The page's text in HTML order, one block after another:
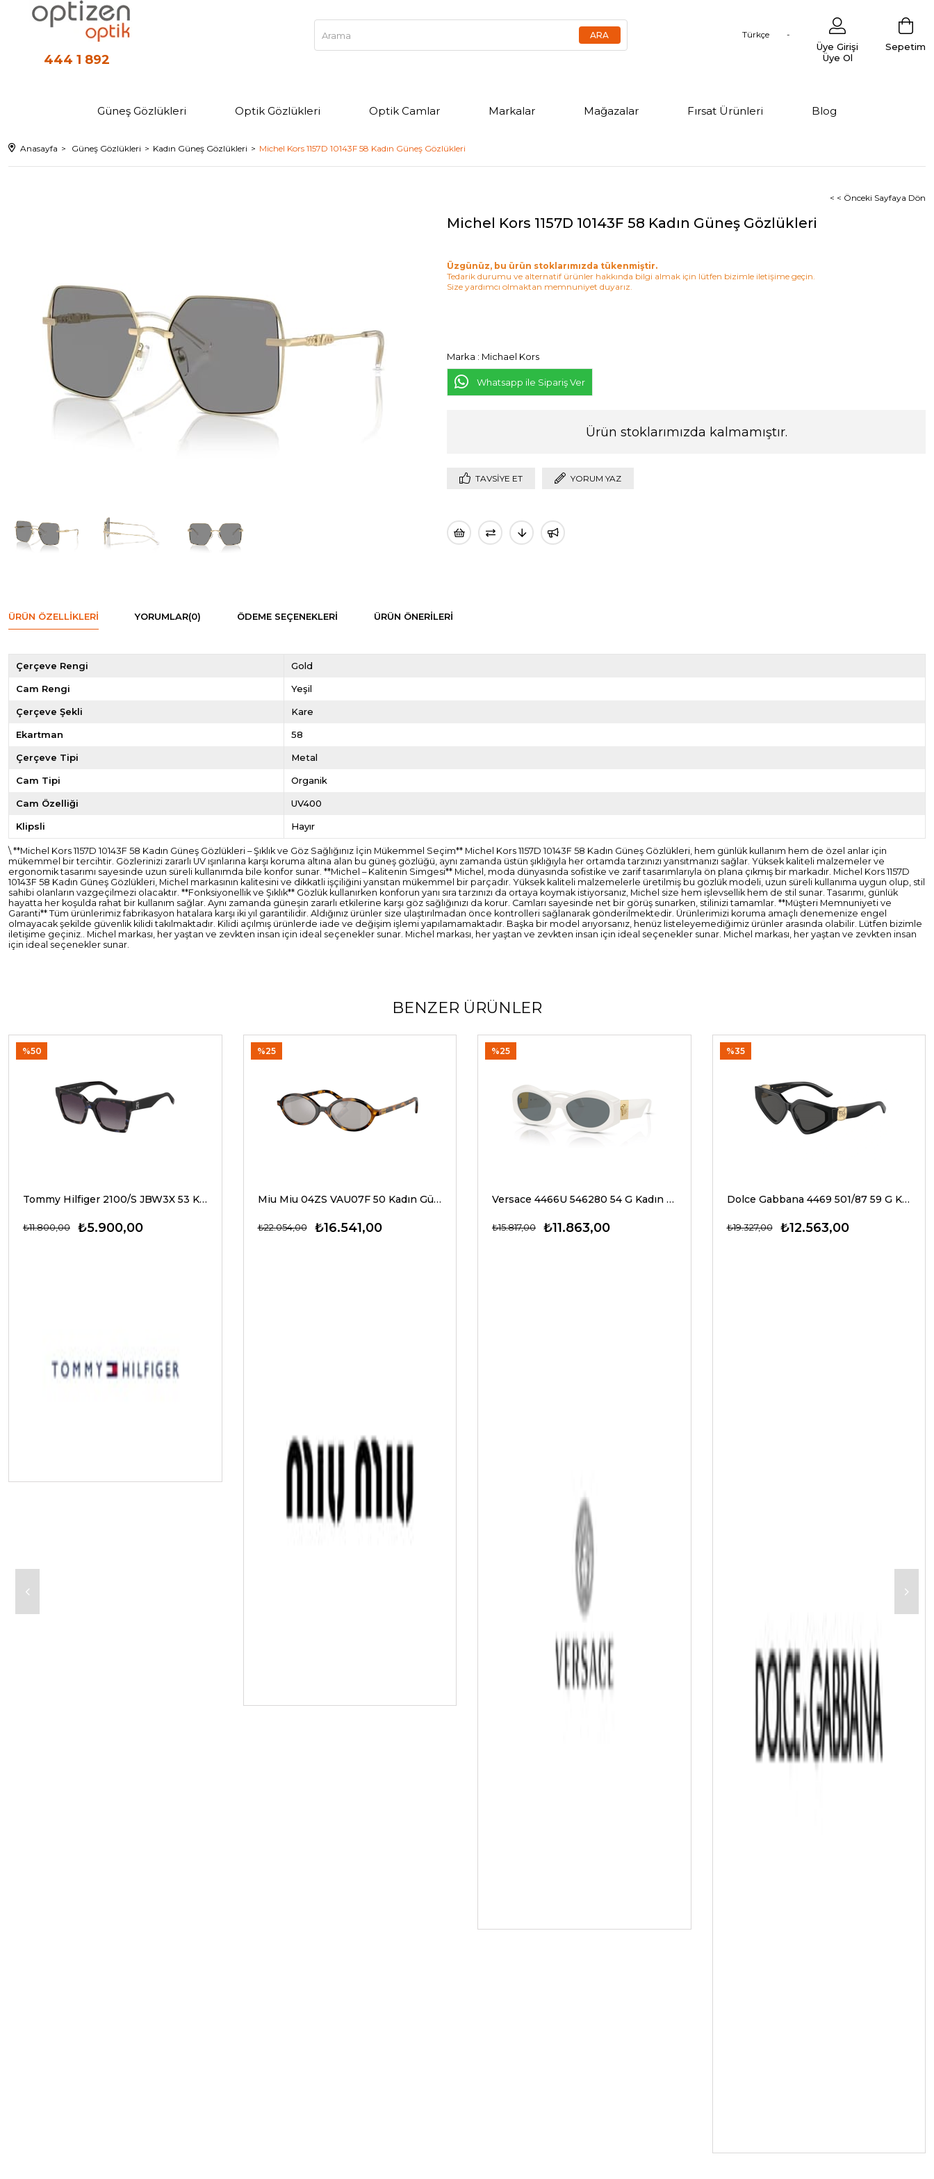
444 1 892
Türkçe
Sepetim
Üye Girişi
Üye Ol
Güneş Gözlükleri Optik Gözlükleri Optik Camlar Markalar Mağazalar Fırsat Ürünleri Blog
Anasayfa Güneş Gözlükleri Kadın Güneş Gözlükleri Michel Kors 1157D 10143F 58 Kadın Güneş Gözlükleri
< < Önceki Sayfaya Dön
Michel Kors 1157D 10143F 58 Kadın Güneş Gözlükleri
Üzgünüz, bu ürün stoklarımızda tükenmiştir.
Tedarik durumu ve alternatif ürünler hakkında bilgi almak için lütfen bizimle iletişime geçin.
Size yardımcı olmaktan memnuniyet duyarız.
Marka : Michael Kors
Whatsapp ile Sipariş Ver
Ürün stoklarımızda kalmamıştır.
TAVSIYE ET YORUM YAZ
ÜRÜN ÖZELLIKLERI YORUMLAR(0) ÖDEME SEÇENEKLERI ÜRÜN ÖNERILERI
Çerçeve Rengi Gold
Cam Rengi Yeşil
Çerçeve Şekli Kare
Ekartman 58
Çerçeve Tipi Metal
Cam Tipi Organik
Cam Özelliği UV400
Klipsli Hayır
\ **Michel Kors 1157D 10143F 58 Kadın Güneş Gözlükleri – Şıklık ve Göz Sağlığınız İçin Mükemmel Seçim** Michel Kors 1157D 10143F 58 Kadın Güneş Gözlükleri, hem günlük kullanım hem de özel anlar için
mükemmel bir tercihtir. Gözlerinizi zararlı UV ışınlarına karşı koruma altına alan bu güneş gözlüğü, aynı zamanda üstün şıklığıyla her ortamda tarzınızı yansıtmanızı sağlar. Yüksek kaliteli malzemeler ve
ergonomik tasarımı sayesinde uzun süreli kullanımda bile konfor sunar. **Michel – Kalitenin Simgesi** Michel, moda dünyasında sofistike ve zarif tasarımlarıyla ön plana çıkmış bir markadır. Michel Kors 1157D
10143F 58 Kadın Güneş Gözlükleri, Michel markasının kalitesini ve dikkatli işçiliğini yansıtan mükemmel bir parçadır. Yüksek kaliteli malzemelerle üretilmiş bu gözlük modeli, uzun süreli kullanıma uygun olup, stil
sahibi olanların vazgeçilmezi olacaktır. **Fonksiyonellik ve Şıklık** Gözlük kullanırken konforun yanı sıra tarzınızı da ortaya koymak istiyorsanız, Michel size hem işlevsellik hem de stil sunar. Tasarımı, günlük
hayatta her koşulda rahat bir kullanım sağlar. Aynı zamanda güneşin zararlı etkilerine karşı göz sağlığınızı da korur. Camları sayesinde net bir görüş sunarken, stilinizi tamamlar. **Müşteri Memnuniyeti ve
Garanti** Tüm ürünlerimiz fabrikasyon hatalara karşı iki yıl garantilidir. Aldığınız ürünler size ulaştırılmadan önce kontrolleri sağlanarak gönderilmektedir. Ürünlerimizi koruma amaçlı denemenize engel
olmayacak şekilde güvenlik kilidi takılmaktadır. Kilidi açılmış ürünlerde iade ve değişim işlemi yapılamamaktadır. Başka bir model arıyorsanız, henüz listeleyemediğimiz ürünler arasında olabilir. Lütfen bizimle
iletişime geçiniz.. Michel markası, her yaştan ve zevkten insan için ideal seçenekler sunar. Michel markası, her yaştan ve zevkten insan için ideal seçenekler sunar. Michel markası, her yaştan ve zevkten insan
için ideal seçenekler sunar.
BENZER ÜRÜNLER
Tommy Hilfiger 2100/S JBW3X 53 Kadın Güneş Gözlükleri
₺5.900,00
₺11.800,00
%50
Miu Miu 04ZS VAU07F 50 Kadın Güneş Gözlükleri
₺16.541,00
₺22.054,00
%25
Versace 4466U 546280 54 G Kadın Güneş Gözlükleri
₺11.863,00
₺15.817,00
%25
Dolce Gabbana 4469 501/87 59 G Kadın Güneş Gözlükleri
₺12.563,00
₺19.327,00
%35